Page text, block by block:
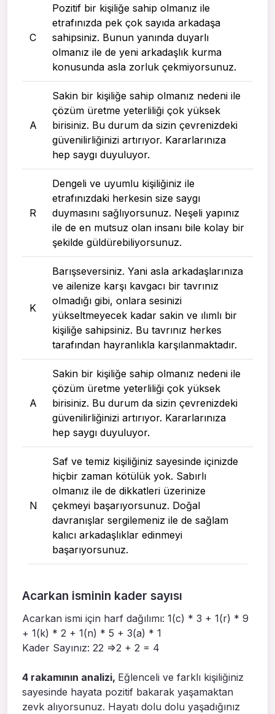
C
Pozitif bir kişiliğe sahip olmanız ile
etrafınızda pek çok sayıda arkadaşa
sahipsiniz. Bunun yanında duyarlı
olmanız ile de yeni arkadaşlık kurma
konusunda asla zorluk çekmiyorsunuz.
A
Sakin bir kişiliğe sahip olmanız nedeni ile
çözüm üretme yeterliliği çok yüksek
birisiniz. Bu durum da sizin çevrenizdeki
güvenilirliğinizi artırıyor. Kararlarınıza
hep saygı duyuluyor.
R
Dengeli ve uyumlu kişiliğiniz ile
etrafınızdaki herkesin size saygı
duymasını sağlıyorsunuz. Neşeli yapınız
ile de en mutsuz olan insanı bile kolay bir
şekilde güldürebiliyorsunuz.
K
Barışseversiniz. Yani asla arkadaşlarınıza
ve ailenize karşı kavgacı bir tavrınız
olmadığı gibi, onlara sesinizi
yükseltmeyecek kadar sakin ve ılımlı bir
kişiliğe sahipsiniz. Bu tavrınız herkes
tarafından hayranlıkla karşılanmaktadır.
A
Sakin bir kişiliğe sahip olmanız nedeni ile
çözüm üretme yeterliliği çok yüksek
birisiniz. Bu durum da sizin çevrenizdeki
güvenilirliğinizi artırıyor. Kararlarınıza
hep saygı duyuluyor.
N
Saf ve temiz kişiliğiniz sayesinde içinizde
hiçbir zaman kötülük yok. Sabırlı
olmanız ile de dikkatleri üzerinize
çekmeyi başarıyorsunuz. Doğal
davranışlar sergilemeniz ile de sağlam
kalıcı arkadaşlıklar edinmeyi
başarıyorsunuz.
Acarkan isminin kader sayısı
Acarkan ismi için harf dağılımı: 1(c) * 3 + 1(r) * 9
+ 1(k) * 2 + 1(n) * 5 + 3(a) * 1
Kader Sayınız: 22 =>2 + 2 = 4
4 rakamının analizi, Eğlenceli ve farklı kişiliğiniz
sayesinde hayata pozitif bakarak yaşamaktan
zevk alıyorsunuz. Hayatı dolu dolu yaşadığınız